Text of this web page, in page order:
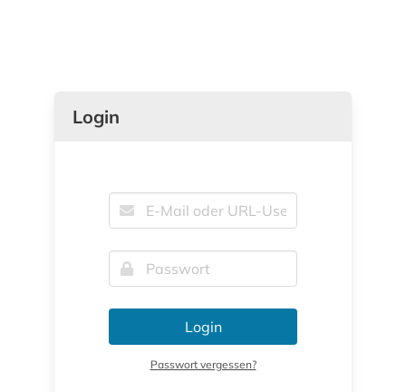
Login
Login
Passwort vergessen?